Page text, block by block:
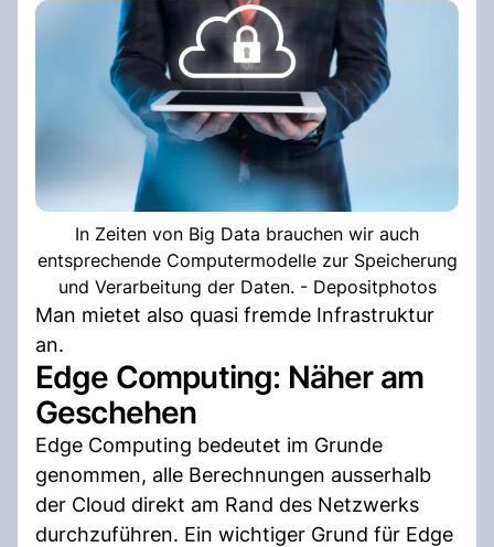
In Zeiten von Big Data brauchen wir auch
entsprechende Computermodelle zur Speicherung
und Verarbeitung der Daten. - Depositphotos
Man mietet also quasi fremde Infrastruktur
an.
Edge Computing: Näher am
Geschehen
Edge Computing bedeutet im Grunde
genommen, alle Berechnungen ausserhalb
der Cloud direkt am Rand des Netzwerks
durchzuführen. Ein wichtiger Grund für Edge